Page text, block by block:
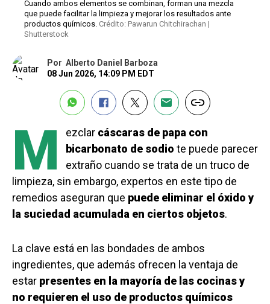
Cuando ambos elementos se combinan, forman una mezcla
que puede facilitar la limpieza y mejorar los resultados ante
productos químicos. Crédito: Pawarun Chitchirachan |
Shutterstock
Por Alberto Daniel Barboza
08 Jun 2026, 14:09 PM EDT
M ezclar cáscaras de papa con
bicarbonato de sodio te puede parecer
extraño cuando se trata de un truco de
limpieza, sin embargo, expertos en este tipo de
remedios aseguran que puede eliminar el óxido y
la suciedad acumulada en ciertos objetos.
La clave está en las bondades de ambos
ingredientes, que además ofrecen la ventaja de
estar presentes en la mayoría de las cocinas y
no requieren el uso de productos químicos